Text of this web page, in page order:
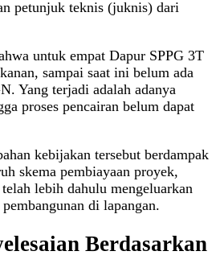
petunjuk teknis (juknis) dari
untuk empat Dapur SPPG 3T
sampai saat ini belum ada
Yang terjadi adalah adanya
proses pencairan belum dapat
kebijakan tersebut berdampak
skema pembiayaan proyek,
lebih dahulu mengeluarkan
di lapangan.
Berdasarkan